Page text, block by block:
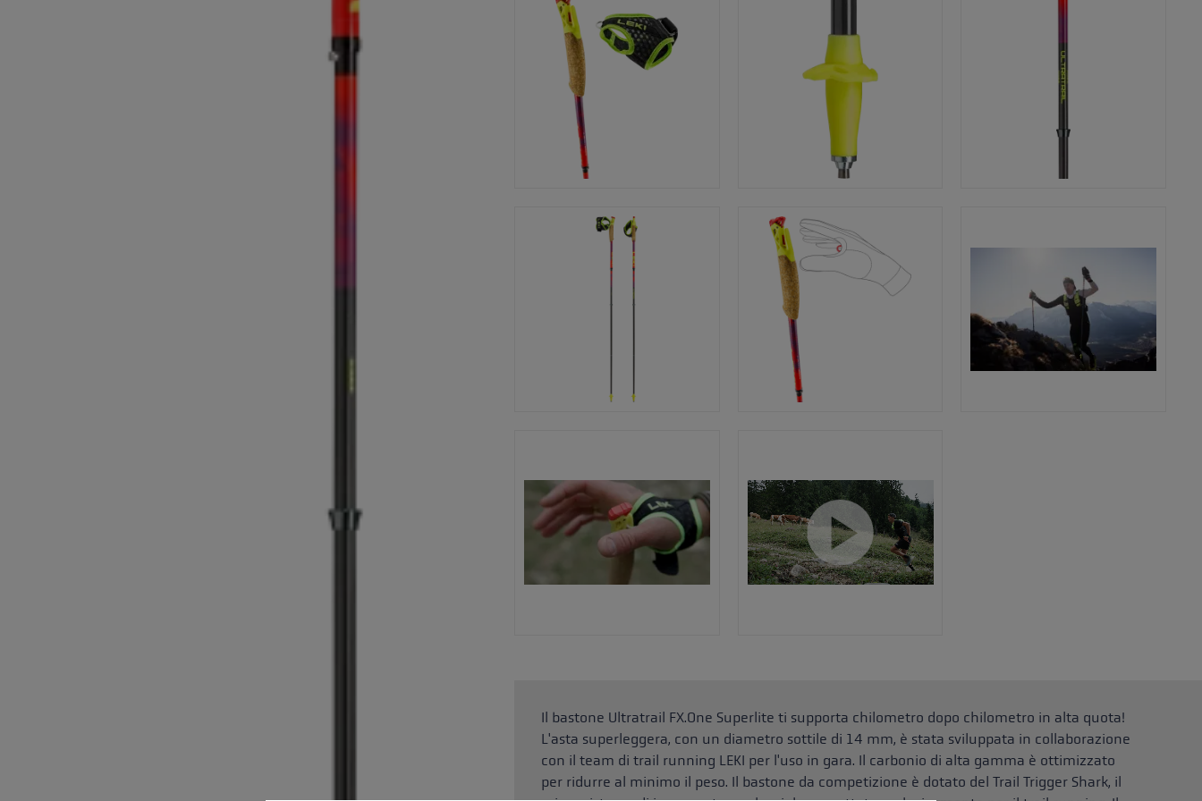
Il bastone Ultratrail FX.One Superlite ti supporta chilometro dopo chilometro in alta quota!
L'asta superleggera, con un diametro sottile di 14 mm, è stata sviluppata in collaborazione
con il team di trail running LEKI per l'uso in gara. Il carbonio di alta gamma è ottimizzato
per ridurre al minimo il peso. Il bastone da competizione è dotato del Trail Trigger Shark, il